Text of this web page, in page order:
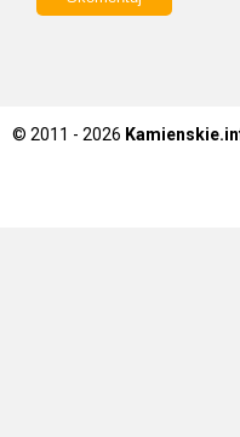
© 2011 - 2026